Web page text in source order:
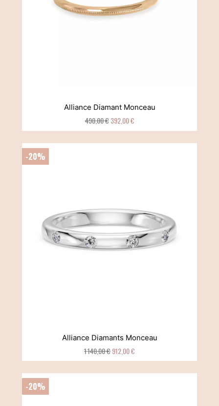
Alliance Diamant Monceau
490,00 € 392,00 €
Alliance Diamants Monceau
1 140,00 €912,00 €
-20%
-20%